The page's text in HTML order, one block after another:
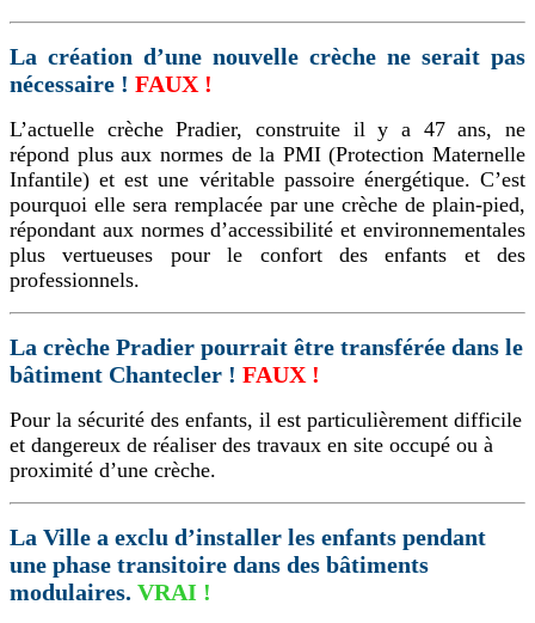
La création d’une nouvelle crèche ne serait pas
nécessaire ! FAUX !
L’actuelle crèche Pradier, construite il y a 47 ans, ne
répond plus aux normes de la PMI (Protection Maternelle
Infantile) et est une véritable passoire énergétique. C’est
pourquoi elle sera remplacée par une crèche de plain-pied,
répondant aux normes d’accessibilité et environnementales
plus vertueuses pour le confort des enfants et des
professionnels.
La crèche Pradier pourrait être transférée dans le
bâtiment Chantecler ! FAUX !
Pour la sécurité des enfants, il est particulièrement difficile
et dangereux de réaliser des travaux en site occupé ou à
proximité d’une crèche.
La Ville a exclu d’installer les enfants pendant
une phase transitoire dans des bâtiments
modulaires. VRAI !